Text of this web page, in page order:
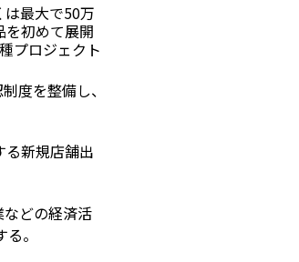
最大で50万
初めて展開
プロジェクト
度を整備し、
る新規店舗出
どの経済活
。